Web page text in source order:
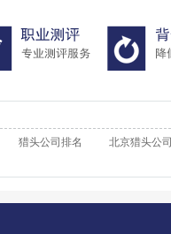
猎头公司排名
北京猎头公司